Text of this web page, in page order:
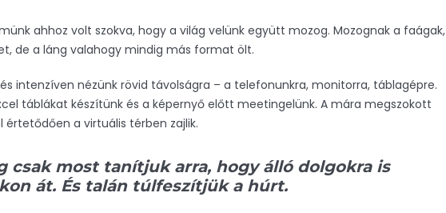
ahhoz volt szokva, hogy a világ velünk együtt mozog. Mozognak a faágak,
de a láng valahogy mindig más format ölt.
intenzíven nézünk rövid távolságra – a telefonunkra, monitorra, táblagépre.
táblákat készítünk és a képernyő előtt meetingelünk. A mára megszokott
a virtuális térben zajlik.
csak most tanítjuk arra, hogy álló dolgokra is
át. És talán túlfeszítjük a húrt.